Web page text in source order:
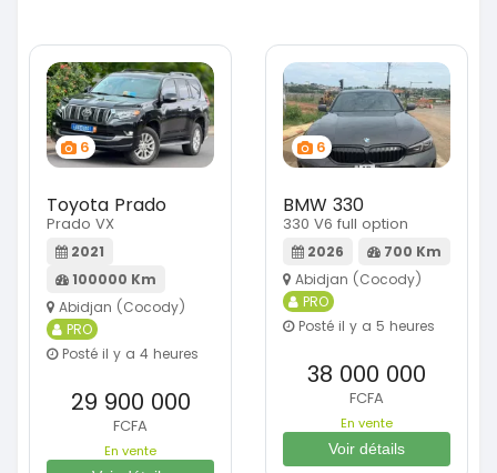
6
Toyota Prado
Prado VX
2021
100000 Km
Abidjan (Cocody)
PRO
Posté il y a 4 heures
29 900 000
FCFA
En vente
6
BMW 330
330 V6 full option
2026
700 Km
Abidjan (Cocody)
PRO
Posté il y a 5 heures
38 000 000
FCFA
En vente
Voir détails